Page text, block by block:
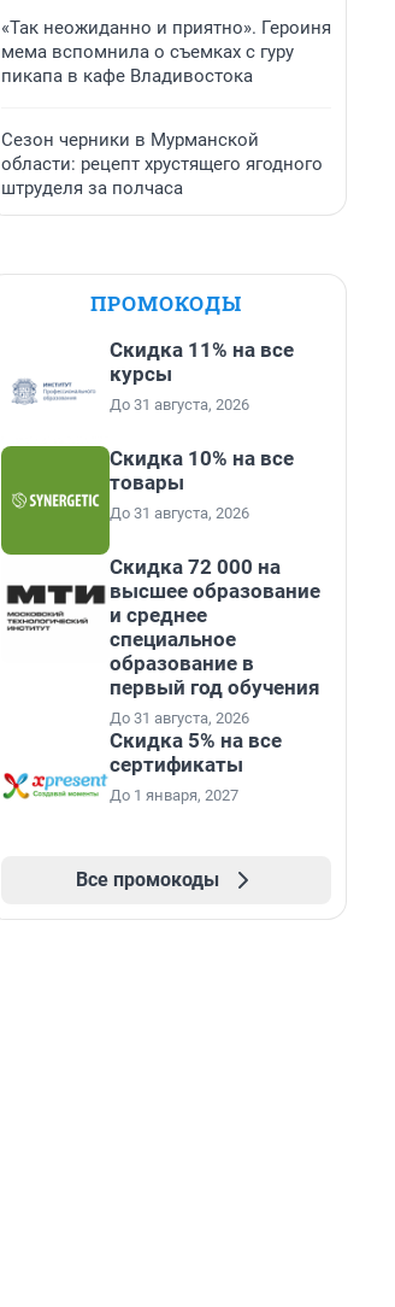
«Так неожиданно и приятно». Героиня
мема вспомнила о съемках с гуру
пикапа в кафе Владивостока
Сезон черники в Мурманской
области: рецепт хрустящего ягодного
штруделя за полчаса
ПРОМОКОДЫ
Скидка 11% на все
курсы
До 31 августа, 2026
Скидка 10% на все
товары
До 31 августа, 2026
Скидка 72 000 на
высшее образование
и среднее
специальное
образование в
первый год обучения
До 31 августа, 2026
Скидка 5% на все
сертификаты
До 1 января, 2027
Все промокоды